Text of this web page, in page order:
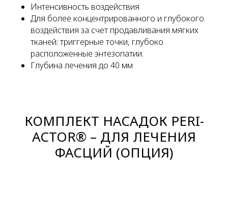
Интенсивность воздействия
Для более концентрированного и глубокого
воздействия за счет продавливания мягких
тканей: триггерные точки, глубоко
расположенные энтезопатии.
Глубина лечения до 40 мм
КОМПЛЕКТ НАСАДОК PERI-
ACTOR® – ДЛЯ ЛЕЧЕНИЯ
ФАСЦИЙ (ОПЦИЯ)